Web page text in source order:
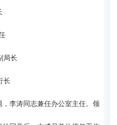
局长
长
李涛同志兼任办公室主任。领